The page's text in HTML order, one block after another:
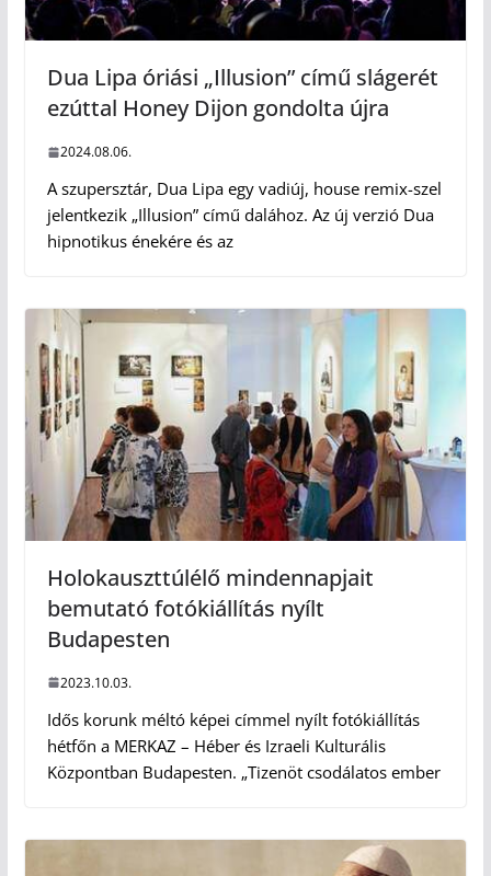
Dua Lipa óriási „Illusion” című slágerét
ezúttal Honey Dijon gondolta újra
2024.08.06.
A szupersztár, Dua Lipa egy vadiúj, house remix-szel
jelentkezik „Illusion” című dalához. Az új verzió Dua
hipnotikus énekére és az
Holokauszttúlélő mindennapjait
bemutató fotókiállítás nyílt
Budapesten
2023.10.03.
Idős korunk méltó képei címmel nyílt fotókiállítás
hétfőn a MERKAZ – Héber és Izraeli Kulturális
Központban Budapesten. „Tizenöt csodálatos ember